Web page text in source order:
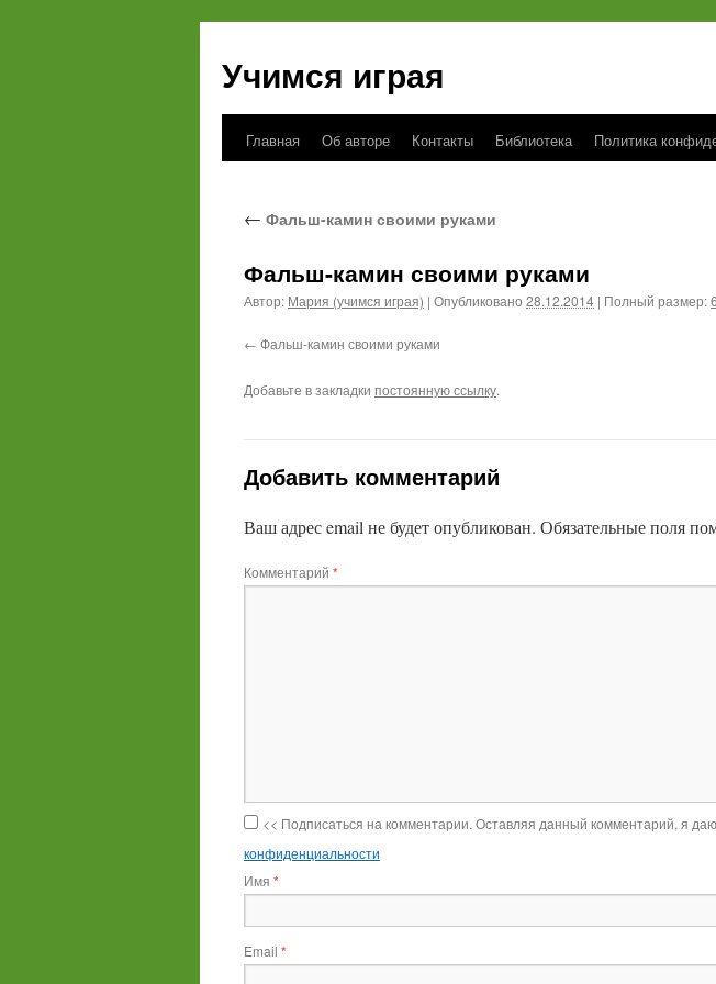
Учимся играя
Перейти
содержимому
Главная Об авторе Контакты Библиотека Политика
← Фальш-камин своими руками
Фальш-камин своими руками
Автор: Мария (учимся играя) | Опубликовано 28.12.2014 | Полный размер:
Фальш-камин своими руками
Добавьте в закладки постоянную ссылку.
Добавить комментарий
Ваш адрес email не будет опубликован. Обязательные поля
Комментарий *
<< Подписаться на комментарии. Оставляя данный комментарий, я
конфиденциальности
Имя *
Email *